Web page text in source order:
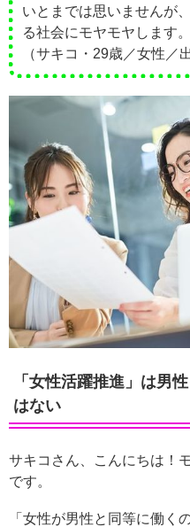
いとまでは思いませんが
る社会にモヤモヤします。
（サキコ・29歳／女性／
「女性活躍推進」は男
はない
サキコさん、こんにちは！
です。
「女性が男性と同等に働く